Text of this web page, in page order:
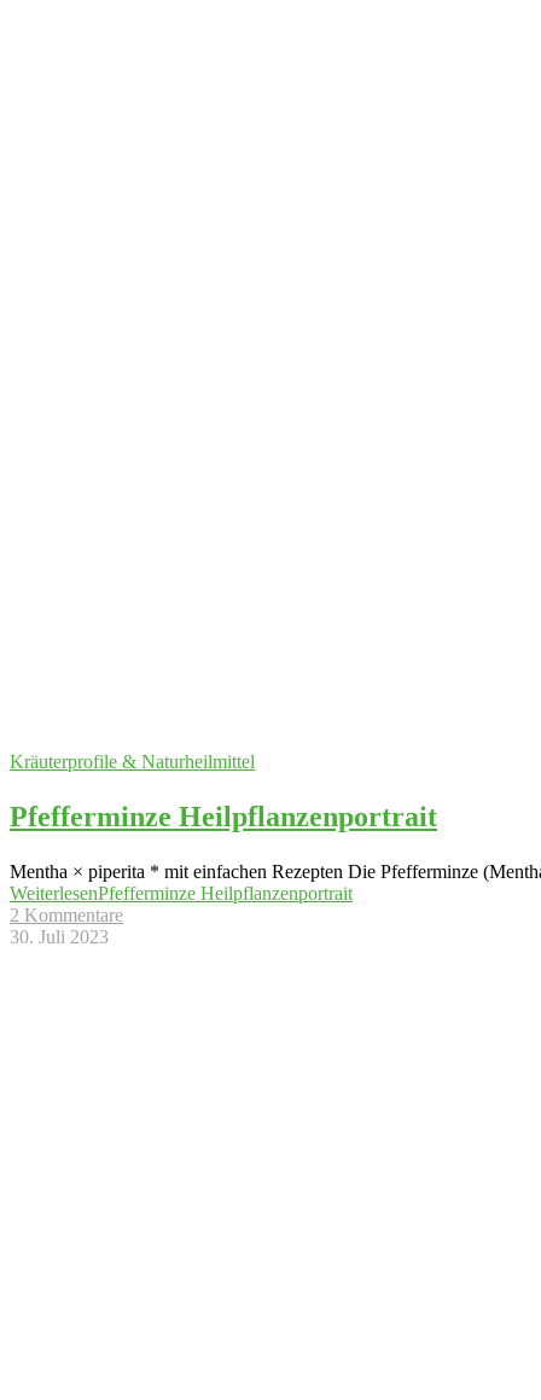
Kräuterprofile & Naturheilmittel
Pfefferminze Heilpflanzenportrait
Mentha × piperita * mit einfachen Rezepten Die Pfefferminze
WeiterlesenPfefferminze Heilpflanzenportrait
2 Kommentare
30. Juli 2023